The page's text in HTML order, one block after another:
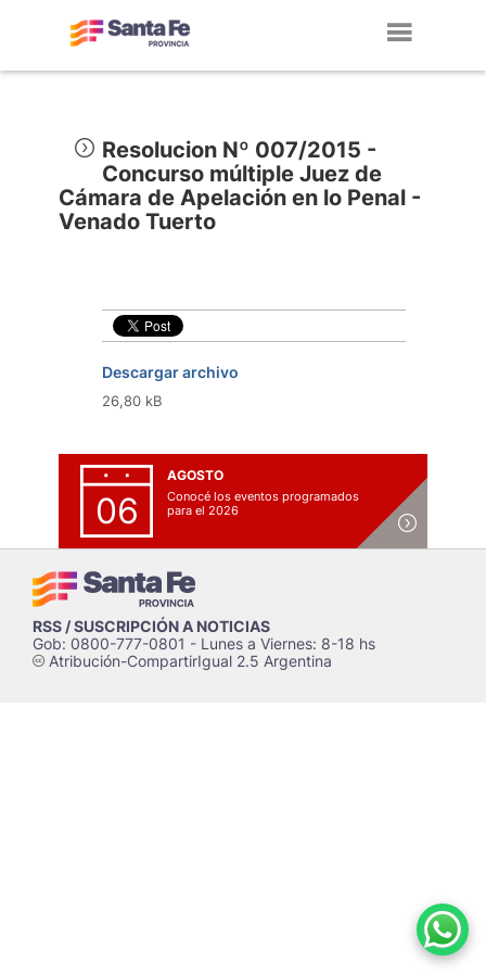
Resolucion Nº 007/2015 -
Concurso múltiple Juez de
Cámara de Apelación en lo Penal -
Venado Tuerto
Descargar archivo
26,80 kB
06
AGOSTO
Conocé los eventos programados
para el 2026
RSS / SUSCRIPCIÓN A NOTICIAS
Gob: 0800-777-0801 - Lunes a Viernes: 8-18 hs
cAtribución-CompartirIgual 2.5 Argentina